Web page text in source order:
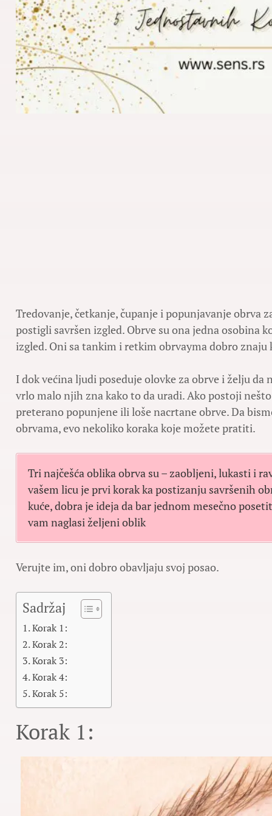
Tredovanje, četkanje, čupanje i popunjavanje obrva
postigli savršen izgled. Obrve su ona jedna osobina
izgled. Oni sa tankim i retkim obrvayma dobro
I dok većina ljudi poseduje olovke za obrve i želju
vrlo malo njih zna kako to da uradi. Ako postoji
preterano popunjene ili loše nacrtane obrve. Da
obrvama, evo nekoliko koraka koje možete pratiti.
Tri najčešća oblika obrva su – zaobljeni, lukasti i
vašem licu je prvi korak ka postizanju savršenih
kuće, dobra je ideja da bar jednom mesečno
vam naglasi željeni oblik
Verujte im, oni dobro obavljaju svoj posao.
Sadržaj
Korak 1:
Korak 2:
Korak 3:
Korak 4:
Korak 5:
Korak 1: